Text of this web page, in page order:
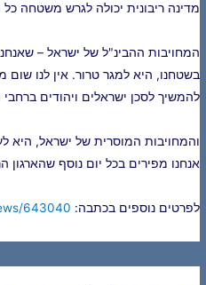
מדינה ריבונית יכולה לגרש משטחה
המחויבות ההבינ"ל של ישראל –
בשטחנו, היא למגר טרור. אין לנו שום
להמשיך לסכן ישראלים ויהודים ברחבי
והמחויבות המוסרית של ישראל, היא
אנחנו מפירים בכל יום נוסף שהארגון
לפרטים נוספים בכתבה: 643040